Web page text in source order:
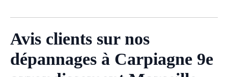
Avis clients sur nos
dépannages à Carpiagne 9e